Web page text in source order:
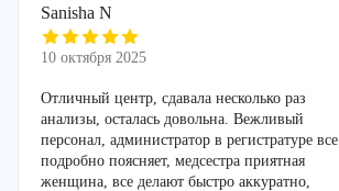
Sanisha N
10 октября 2025
Отличный центр, сдавала несколько раз
анализы, осталась довольна. Вежливый
персонал, администратор в регистратуре все
подробно поясняет, медсестра приятная
женщина, все делают быстро аккуратно,